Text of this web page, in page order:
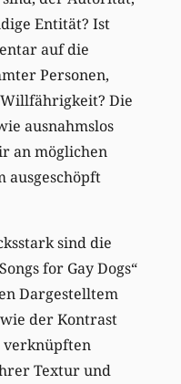
Entität? Ist
auf die
Personen,
Die
ausnahmslos
an möglichen
ausgeschöpft
sind die
for Gay Dogs“
Dargestelltem
der Kontrast
verknüpften
Textur und